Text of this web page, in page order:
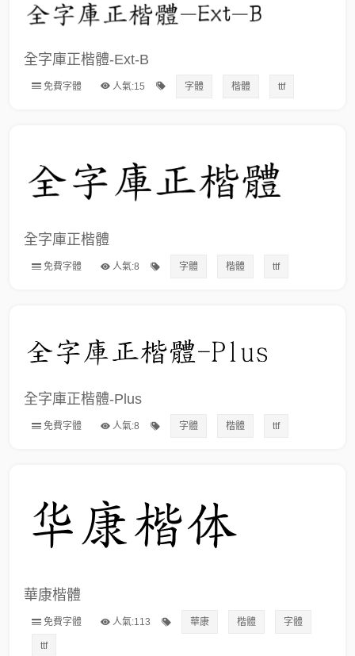
全字庫正楷體-Ext-B
免費字體 人氣:15 字體 楷體 ttf
全字庫正楷體
免費字體 人氣:8 字體 楷體 ttf
全字庫正楷體-Plus
免費字體 人氣:8 字體 楷體 ttf
華康楷體
免費字體 人氣:113 華康 楷體 字體
ttf